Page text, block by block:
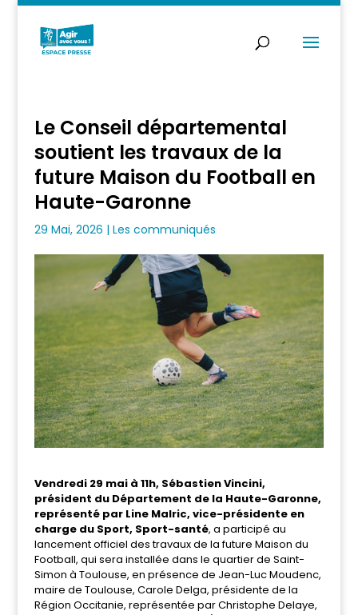
Le Conseil départemental
soutient les travaux de la
future Maison du Football en
Haute-Garonne
29 Mai, 2026 | Les communiqués
Vendredi 29 mai à 11h, Sébastien Vincini,
président du Département de la Haute-Garonne,
représenté par Line Malric, vice-présidente en
charge du Sport, Sport-santé, a participé au
lancement officiel des travaux de la future Maison du
Football, qui sera installée dans le quartier de Saint-
Simon à Toulouse, en présence de Jean-Luc Moudenc,
maire de Toulouse, Carole Delga, présidente de la
Région Occitanie, représentée par Christophe Delaye,